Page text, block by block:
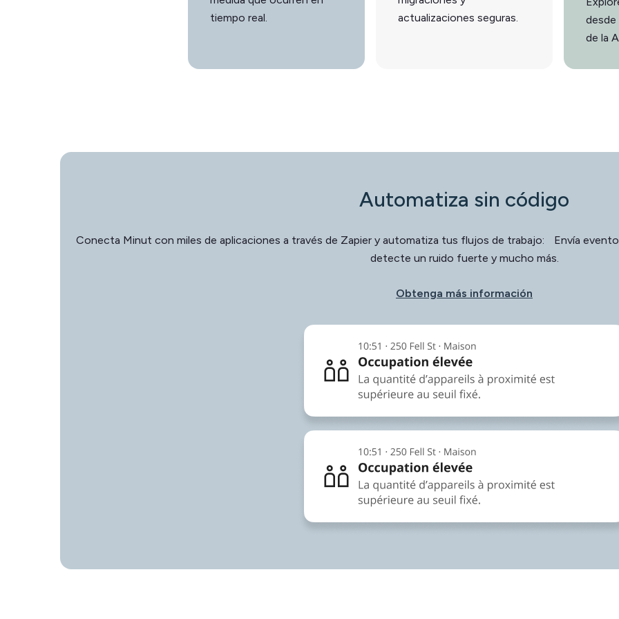
tiempo real.
actualizaciones seguras.
de la
Automatiza sin código
Conecta Minut con miles de aplicaciones a través de Zapier y automatiza tus flujos de trabajo: Envía
detecte un ruido fuerte y mucho más.
Obtenga más información